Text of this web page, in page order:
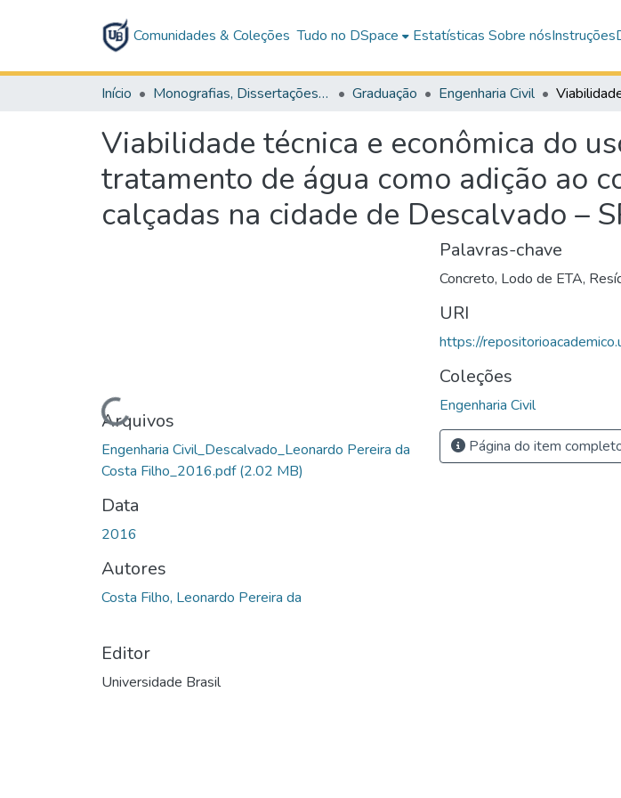
Comunidades & Coleções Tudo no DSpace Estatísticas Sobre nósInstruções
Início Monografias, Dissertações e Teses Graduação Engenharia Civil
Viabilidade técnica e econômica do
tratamento de água como adição ao
calçadas na cidade de Descalvado –
Carregando...
Arquivos
Engenharia Civil_Descalvado_Leonardo Pereira da
Costa Filho_2016.pdf(2.02 MB)
Data
2016
Autores
Costa Filho, Leonardo Pereira da
Editor
Universidade Brasil
Palavras-chave
Concreto, Lodo de ETA,
URI
https://
Coleções
Engenharia Civil
Página do item